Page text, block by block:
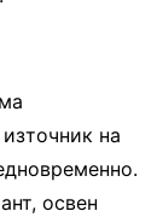
на
освен